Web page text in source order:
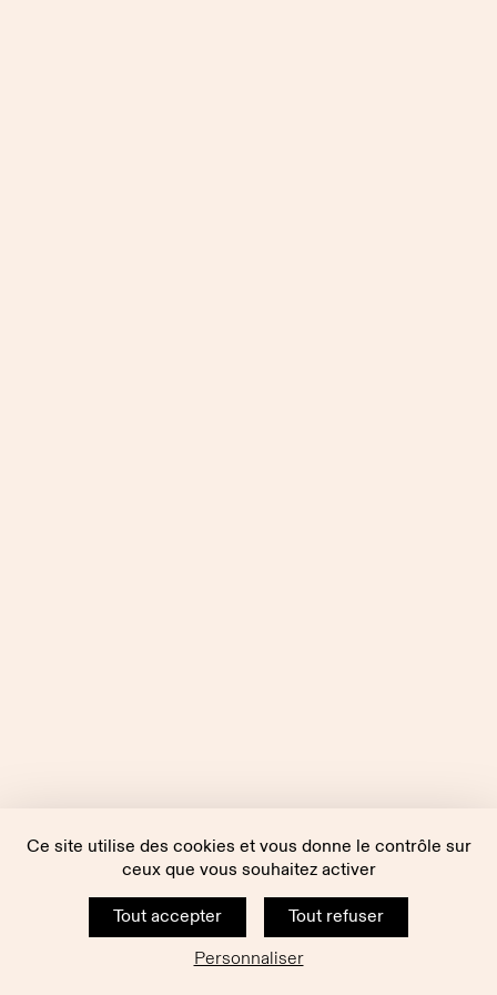
Ce site utilise des cookies et vous donne le contrôle sur
ceux que vous souhaitez activer
Tout accepter
Tout refuser
Personnaliser